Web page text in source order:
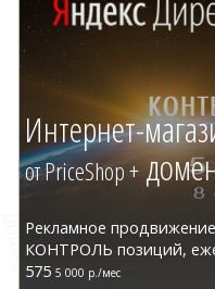
Интернет-
от PriceShop +
Рекламное
КОНТРОЛЬ позиций,
575 5 000 р./мес